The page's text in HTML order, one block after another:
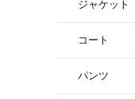
ジャケット
コート
パンツ